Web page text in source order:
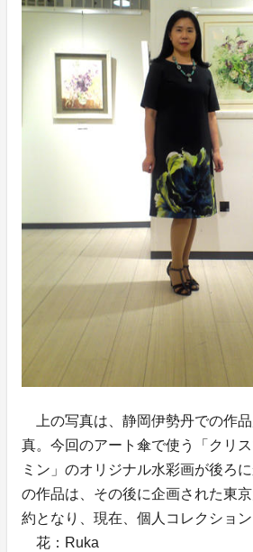
上の写真は、静岡伊勢丹での作
真。今回のアート傘で使う「クリ
ミン」のオリジナル水彩画が後ろ
の作品は、その後に企画された東
約となり、現在、個人コレクショ
花：Ruka